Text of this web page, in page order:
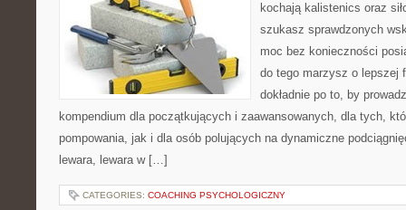
kochają kalistenics oraz
szukasz sprawdzonych
moc bez konieczności
do tego marzysz o lepszej
dokładnie po to, by
kompendium dla początkujących i zaawansowanych, dla tych,
pompowania, jak i dla osób polujących na dynamiczne
lewara, lewara w […]
CATEGORIES: COACHING PSYCHOLOGICZNY